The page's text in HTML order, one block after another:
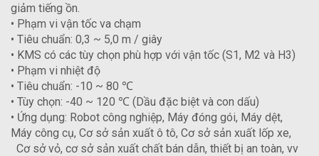
giảm tiếng ồn.
• Phạm vi vận tốc va chạm
• Tiêu chuẩn: 0,3 ~ 5,0 m / giây
• KMS có các tùy chọn phù hợp với vận tốc (S1, M2 và H3)
• Phạm vi nhiệt độ
• Tiêu chuẩn: -10 ~ 80 ℃
• Tùy chọn: -40 ~ 120 ℃ (Dầu đặc biệt và con dấu)
• Ứng dụng: Robot công nghiệp, Máy đóng gói, Máy dệt,
Máy công cụ, Cơ sở sản xuất ô tô, Cơ sở sản xuất lốp xe,
Cơ sở vỏ, cơ sở sản xuất chất bán dẫn, thiết bị an toàn, vv